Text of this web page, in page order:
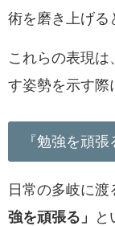
術を磨き上げる
これらの表現は
す姿勢を示す際
『勉強を頑
日常の多岐に渡
強を頑張る」
と